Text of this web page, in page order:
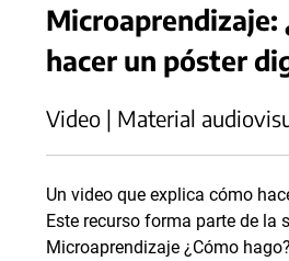
Microaprendizaje:
hacer un póster
Video | Material
Un video que explica cómo
Este recurso forma parte de la
Microaprendizaje ¿Cómo